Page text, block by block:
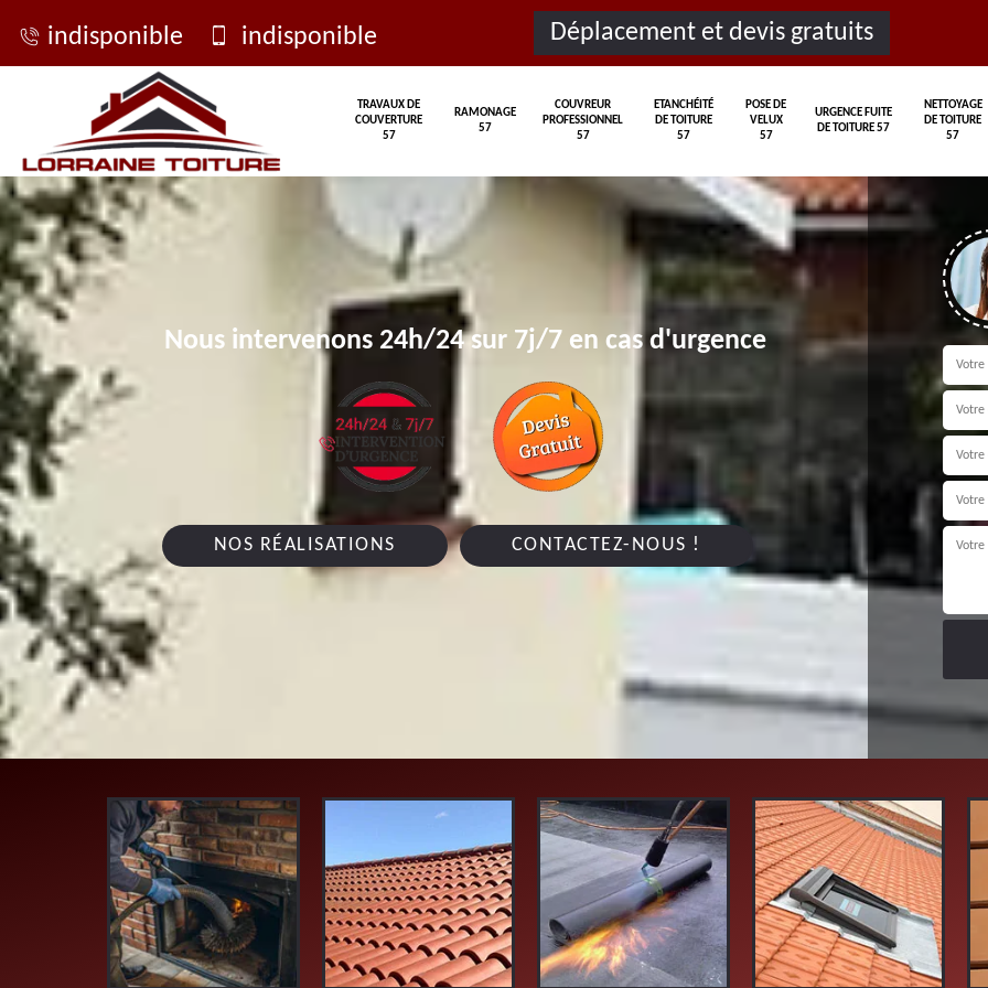
indisponible indisponible Déplacement et devis gratuits
TRAVAUX DE
COUVERTURE
57
RAMONAGE
57
COUVREUR
PROFESSIONNEL
57
ETANCHÉITÉ
DE TOITURE
57
POSE DE
VELUX
57
URGENCE FUITE
DE TOITURE 57
NETTOYAGE
DE TOITURE
57
Nous intervenons 24h/24 sur 7j/7 en cas d'urgence
NOS RÉALISATIONS CONTACTEZ-NOUS !